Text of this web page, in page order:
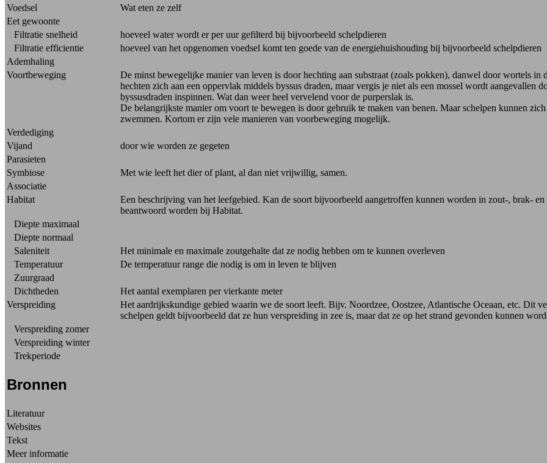
Voedsel
Wat eten ze zelf
Eet gewoonte
Filtratie snelheid
hoeveel water wordt er per uur gefilterd bij bijvoorbeeld schelpdieren
Filtratie efficientie
hoeveel van het opgenomen voedsel komt ten goede van de energiehuishouding bij bijvoorbeeld schelpdieren
Ademhaling
Voortbeweging
De minst bewegelijke manier van leven is door hechting aan substraat (zoals pokken), danwel door wortels
hechten zich aan een oppervlak middels byssus draden, maar vergis je niet als een mossel wordt aangevallen
byssusdraden inspinnen. Wat dan weer heel vervelend voor de purperslak is.
De belangrijkste manier om voort te bewegen is door gebruik te maken van benen. Maar schelpen kunnen
zwemmen. Kortom er zijn vele manieren van voorbeweging mogelijk.
Verdediging
Vijand
door wie worden ze gegeten
Parasieten
Symbiose
Met wie leeft het dier of plant, al dan niet vrijwillig, samen.
Associatie
Habitat
Een beschrijving van het leefgebied. Kan de soort bijvoorbeeld aangetroffen kunnen worden in zout-, brak-
beantwoord worden bij Habitat.
Diepte maximaal
Diepte normaal
Saleniteit
Het minimale en maximale zoutgehalte dat ze nodig hebben om te kunnen overleven
Temperatuur
De temperatuur range die nodig is om in leven te blijven
Zuurgraad
Dichtheden
Het aantal exemplaren per vierkante meter
Verspreiding
Het aardrijkskundige gebied waarin we de soort leeft. Bijv. Noordzee, Oostzee, Atlantische Oceaan, etc. Dit
schelpen geldt bijvoorbeeld dat ze hun verspreiding in zee is, maar dat ze op het strand gevonden kunnen
Verspreiding zomer
Verspreiding winter
Trekperiode
Bronnen
Literatuur
Websites
Tekst
Meer informatie